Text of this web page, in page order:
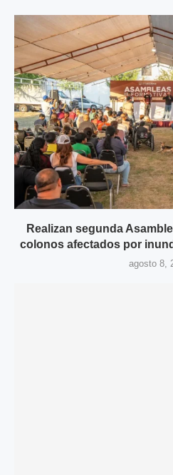
Realizan segunda
colonos afectados por
agosto 8,